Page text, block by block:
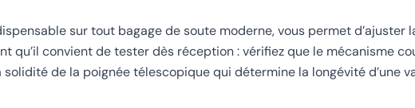
sur tout bagage de soute moderne, vous permet
qu’il convient de tester dès réception : vérifiez que le mécanisme
solidité de la poignée télescopique qui détermine la longévité d’une